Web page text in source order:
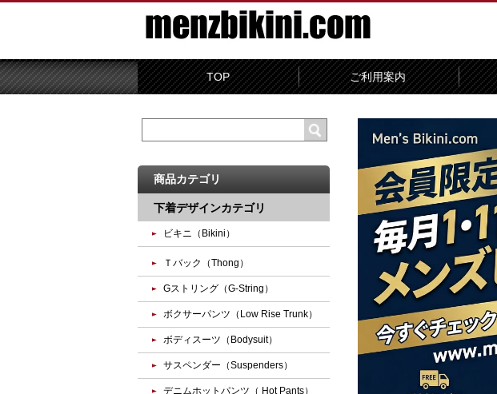
TOP ご利用案内
商品カテゴリ
下着デザインカテゴリ
ビキニ（Bikini）
Ｔバック（Thong）
Gストリング（G-String）
ボクサーパンツ（Low Rise Trunk）
ボディスーツ（Bodysuit）
サスペンダー（Suspenders）
デニムホットパンツ（ Hot Pants）